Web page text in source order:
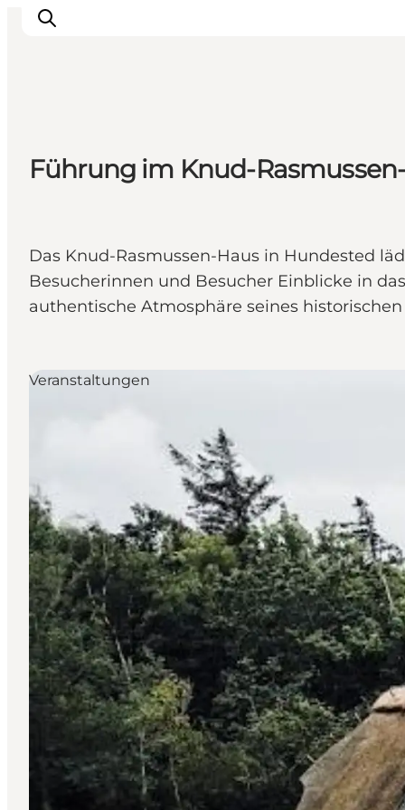
Highlights
Erlebnisse
Städte
Reiseplanung
Führung im Knud-
Das Knud-Rasmussen-Haus in Hundested
Besucherinnen und Besucher Einblicke in
authentische Atmosphäre seines
Veranstaltungen